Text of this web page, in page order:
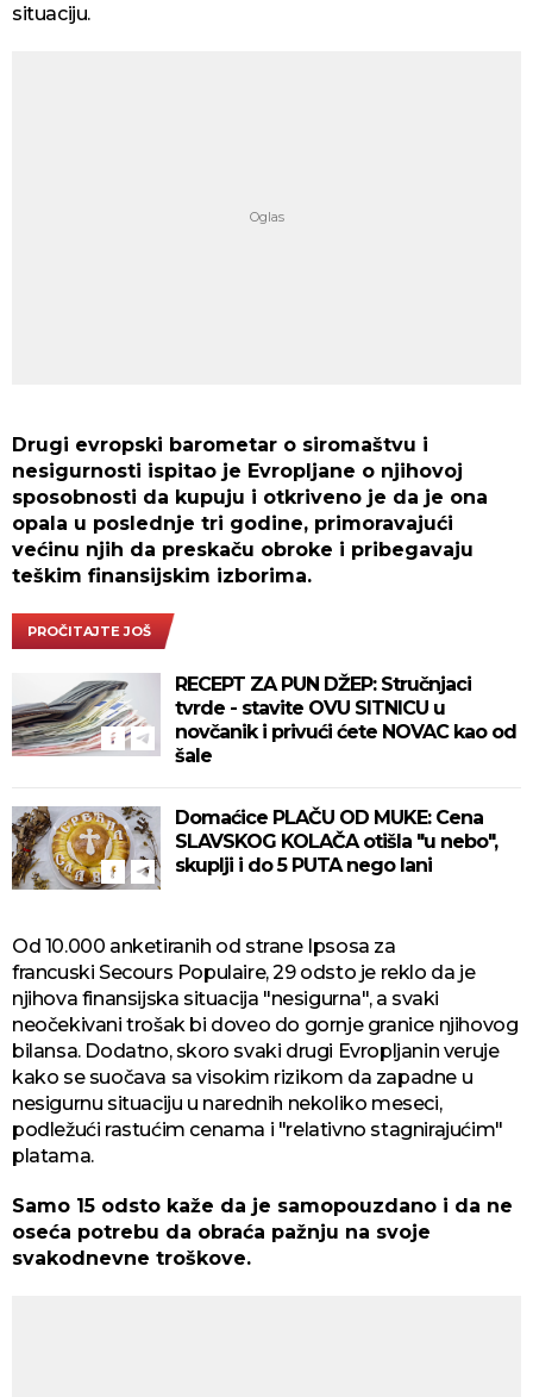
situaciju.
Drugi evropski barometar o siromaštvu i
nesigurnosti ispitao je Evropljane o njihovoj
sposobnosti da kupuju i otkriveno je da je ona
opala u poslednje tri godine, primoravajući
većinu njih da preskaču obroke i pribegavaju
teškim finansijskim izborima.
PROČITAJTE JOŠ
RECEPT ZA PUN DŽEP: Stručnjaci
tvrde - stavite OVU SITNICU u
novčanik i privući ćete NOVAC kao od
šale
Domaćice PLAČU OD MUKE: Cena
SLAVSKOG KOLAČA otišla "u nebo",
skuplji i do 5 PUTA nego lani
Od 10.000 anketiranih od strane Ipsosa za
francuski Secours Populaire, 29 odsto je reklo da je
njihova finansijska situacija "nesigurna", a svaki
neočekivani trošak bi doveo do gornje granice njihovog
bilansa. Dodatno, skoro svaki drugi Evropljanin veruje
kako se suočava sa visokim rizikom da zapadne u
nesigurnu situaciju u narednih nekoliko meseci,
podležući rastućim cenama i "relativno stagnirajućim"
platama.
Samo 15 odsto kaže da je samopouzdano i da ne
oseća potrebu da obraća pažnju na svoje
svakodnevne troškove.